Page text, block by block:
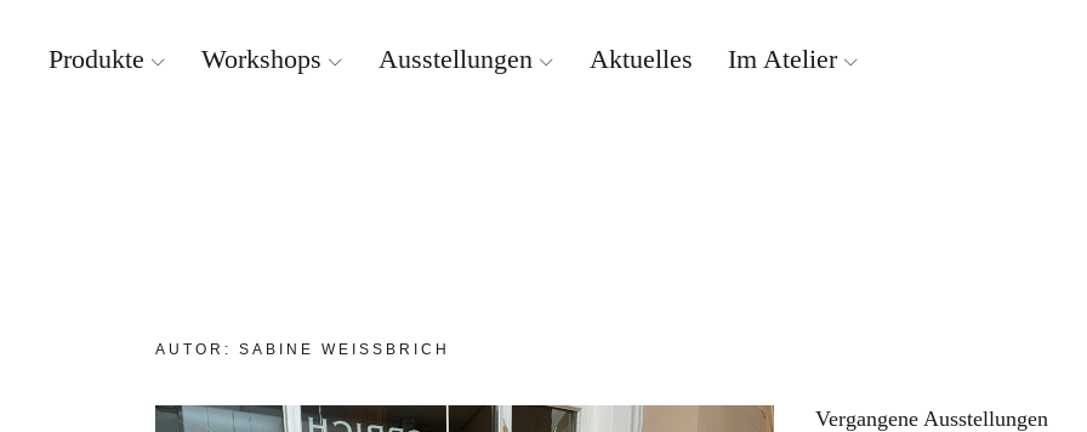
Produkte Workshops Ausstellungen Aktuelles Im Atelier
AUTOR: SABINE WEISSBRICH
Vergangene Ausstellungen